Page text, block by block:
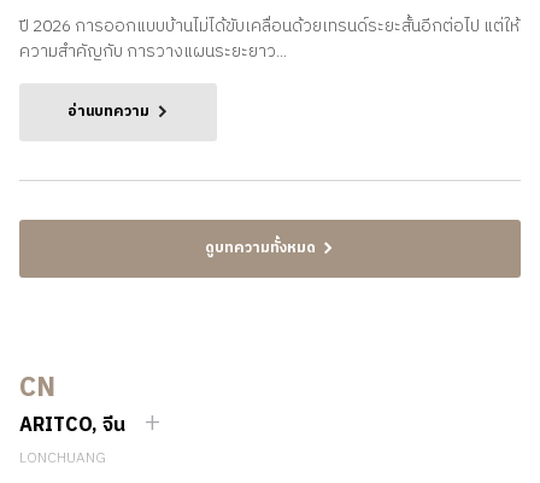
ปี 2026 การออกแบบบ้านไม่ได้ขับเคลื่อนด้วยเทรนด์ระยะสั้นอีกต่อไป แต่ให้
ความสำคัญกับ การวางแผนระยะยาว...
อ่านบทความ
ดูบทความทั้งหมด
CN
ARITCO, จีน
LONCHUANG